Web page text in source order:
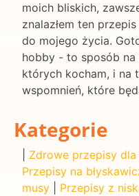
moich bliskich,
znalazłem ten
do mojego życia.
hobby - to sposób
których kocham, i na
wspomnień, które
Kategorie
Zdrowe przepisy
Przepisy na
musy
Przepisy z